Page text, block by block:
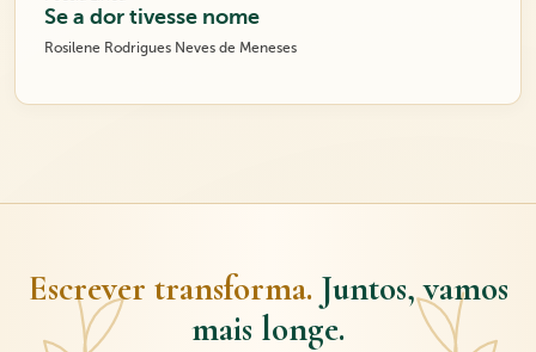
Se a dor tivesse nome
Rosilene Rodrigues Neves de Meneses
Escrever transforma. Juntos, vamos
mais longe.